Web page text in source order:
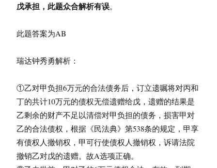
戊承担，此题众合解析有误。
此题答案为AB
瑞达钟秀勇解析：
①乙对甲负担6万元的合法债务后，订立遗嘱将对丙和
丁的共计10万元的债权无偿遗赠给戊，遗赠的结果是
乙剩余的财产不足以清偿对甲负担的债务，损害甲对
乙的合法债权，根据《民法典》第538条的规定，甲享
有债权人撤销权，甲可行使债权人撤销权，诉请法院
撤销乙对戊的遗赠。故A选项正确。